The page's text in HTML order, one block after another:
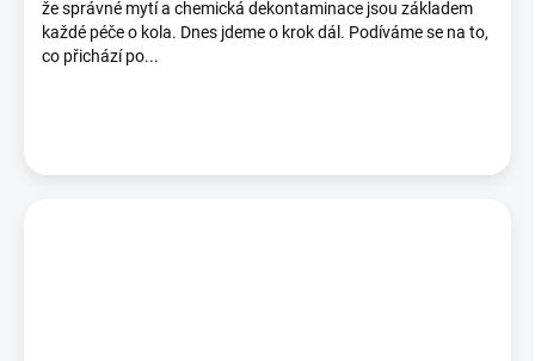
že správné mytí a chemická dekontaminace jsou základem
každé péče o kola. Dnes jdeme o krok dál. Podíváme se na to,
co přichází po...